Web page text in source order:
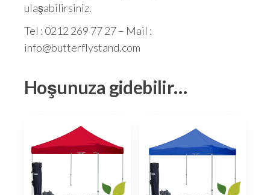
ulaşabilirsiniz.
Tel : 0212 269 77 27 – Mail :
info@butterflystand.com
Hoşunuza gidebilir…